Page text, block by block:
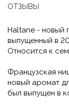
ОТЗЫВЫ
Haltane - новый
выпущенный в
Относится к
Французская
новый аромат
был выпущен в